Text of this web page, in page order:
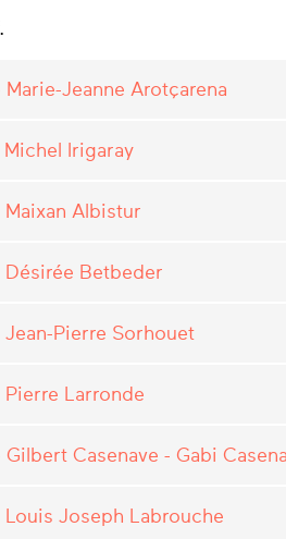
Marie-­Jeanne Arotçarena
Michel Irigaray
Maixan Albistur
Désirée Betbeder
Jean­-Pierre Sorhouet
Pierre Larronde
Gilbert Casenave - Gabi
Louis Joseph Labrouche